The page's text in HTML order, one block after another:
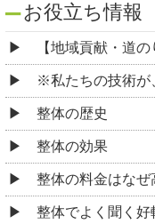
お役立ち情報
【地域貢献・道の
※私たちの技術が
整体の歴史
整体の効果
整体の料金はなぜ
整体でよく聞く好